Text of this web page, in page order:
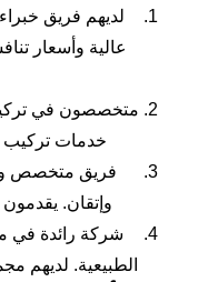
لديهم فريق
عالية وأسعار
متخصصون في
خدمات تركيب
فريق متخصص
وإتقان.
شركة رائدة في
الطبيعية. لديهم